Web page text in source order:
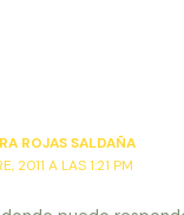
ROJAS SALDAÑA
2011 A LAS 1:21 PM